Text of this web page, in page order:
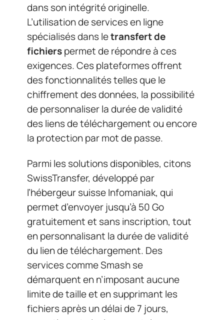
dans son intégrité originelle.
L’utilisation de services en ligne
spécialisés dans letransfert de
fichierspermet de répondre à ces
exigences. Ces plateformes offrent
des fonctionnalités telles que le
chiffrement des données, la possibilité
de personnaliser la durée de validité
des liens de téléchargement ou encore
la protection par mot de passe.
Parmi les solutions disponibles, citons
SwissTransfer, développé par
l’hébergeur suisse Infomaniak, qui
permet d’envoyer jusqu’à 50 Go
gratuitement et sans inscription, tout
en personnalisant la durée de validité
du lien de téléchargement. Des
services comme Smash se
démarquent en n’imposant aucune
limite de taille et en supprimant les
fichiers après un délai de 7 jours,